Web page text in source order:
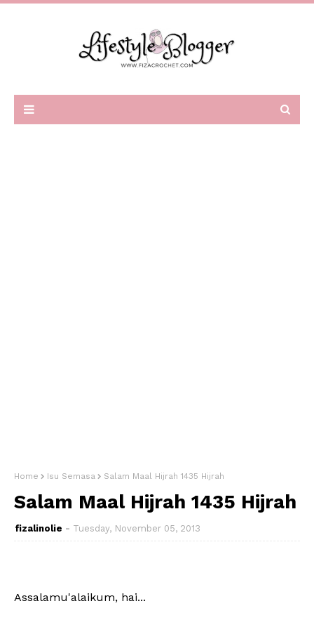
Home Isu Semasa Salam Maal Hijrah 1435 Hijrah
Salam Maal Hijrah 1435 Hijrah
fizalinolie Tuesday, November 05, 2013
Assalamu'alaikum, hai...